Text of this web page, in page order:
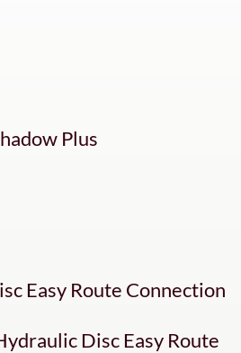
Plus
Easy Route Connection
Disc Easy Route